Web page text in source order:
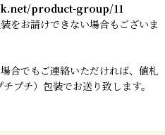
product-group/11
をお請けできない場合もございま
合でもご連絡いただければ、値札
プチ）包装でお送り致します。